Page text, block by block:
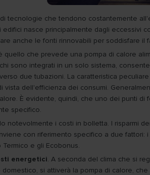
tecnologie che tendono costantemente
nasce principalmente dagli eccessivi
anche le fonti rinnovabili per soddisfare il
che prevede una pompa di calore
sono integrati in un solo sistema,
due tubazioni. La caratteristica
dell'efficienza dei consumi.
È evidente, quindi, che uno dei punti di
specifico.
notevolmente i costi in bolletta. I risparmi
con riferimento specifico a due
e gli Ecobonus.
energetici. A seconda del clima che si
si attiverà la pompa di calore, che